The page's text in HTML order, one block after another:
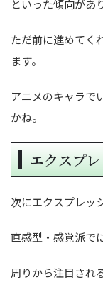
といった傾向があ
ただ前に進めてく
ます。
アニメのキャラで
かね。
エクスプ
次にエクスプレッ
直感型・感覚派で
周りから注目され